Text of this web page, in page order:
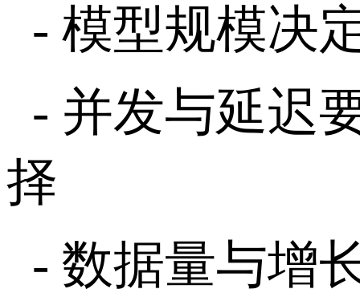
- 模型规模决
- 并发与延迟
择
- 数据量与增